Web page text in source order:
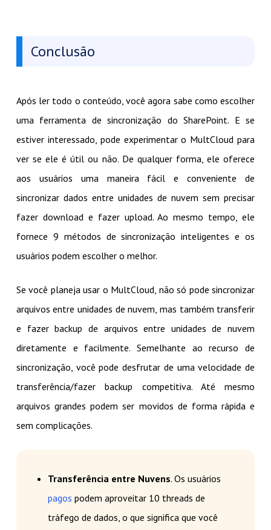
Conclusão
Após ler todo o conteúdo, você agora sabe como escolher
uma ferramenta de sincronização do SharePoint. E se
estiver interessado, pode experimentar o MultCloud para
ver se ele é útil ou não. De qualquer forma, ele oferece
aos usuários uma maneira fácil e conveniente de
sincronizar dados entre unidades de nuvem sem precisar
fazer download e fazer upload. Ao mesmo tempo, ele
fornece 9 métodos de sincronização inteligentes e os
usuários podem escolher o melhor.
Se você planeja usar o MultCloud, não só pode sincronizar
arquivos entre unidades de nuvem, mas também transferir
e fazer backup de arquivos entre unidades de nuvem
diretamente e facilmente. Semelhante ao recurso de
sincronização, você pode desfrutar de uma velocidade de
transferência/fazer backup competitiva. Até mesmo
arquivos grandes podem ser movidos de forma rápida e
sem complicações.
Transferência entre Nuvens. Os usuários
pagos podem aproveitar 10 threads de
tráfego de dados, o que significa que você